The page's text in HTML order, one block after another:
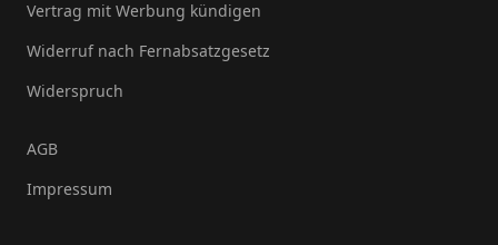
Vertrag mit Werbung kündigen
Widerruf nach Fernabsatzgesetz
Widerspruch
AGB
Impressum